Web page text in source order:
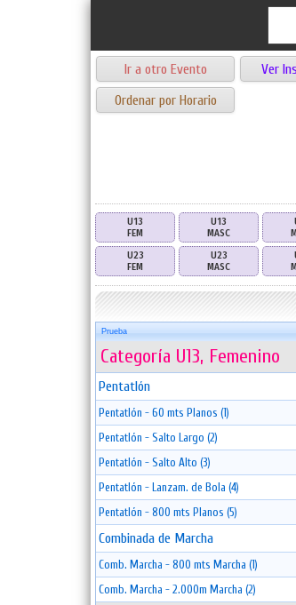
Ir a otro Evento Ver
Ordenar por Horario
U13
FEM
U13
MASC
U23
FEM
U23
MASC
Prueba
Categoría U13, Femenino
Pentatlón
Pentatlón - 60 mts Planos (1)
Pentatlón - Salto Largo (2)
Pentatlón - Salto Alto (3)
Pentatlón - Lanzam. de Bola (4)
Pentatlón - 800 mts Planos (5)
Combinada de Marcha
Comb. Marcha - 800 mts Marcha (1)
Comb. Marcha - 2.000m Marcha (2)